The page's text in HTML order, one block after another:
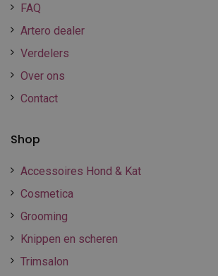
FAQ
Artero dealer
Verdelers
Over ons
Contact
Shop
Accessoires Hond & Kat
Cosmetica
Grooming
Knippen en scheren
Trimsalon